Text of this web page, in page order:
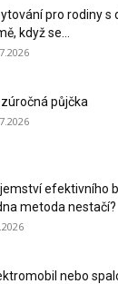
pro rodiny s
když se...
půjčka
efektivního
metoda nestačí?
nebo